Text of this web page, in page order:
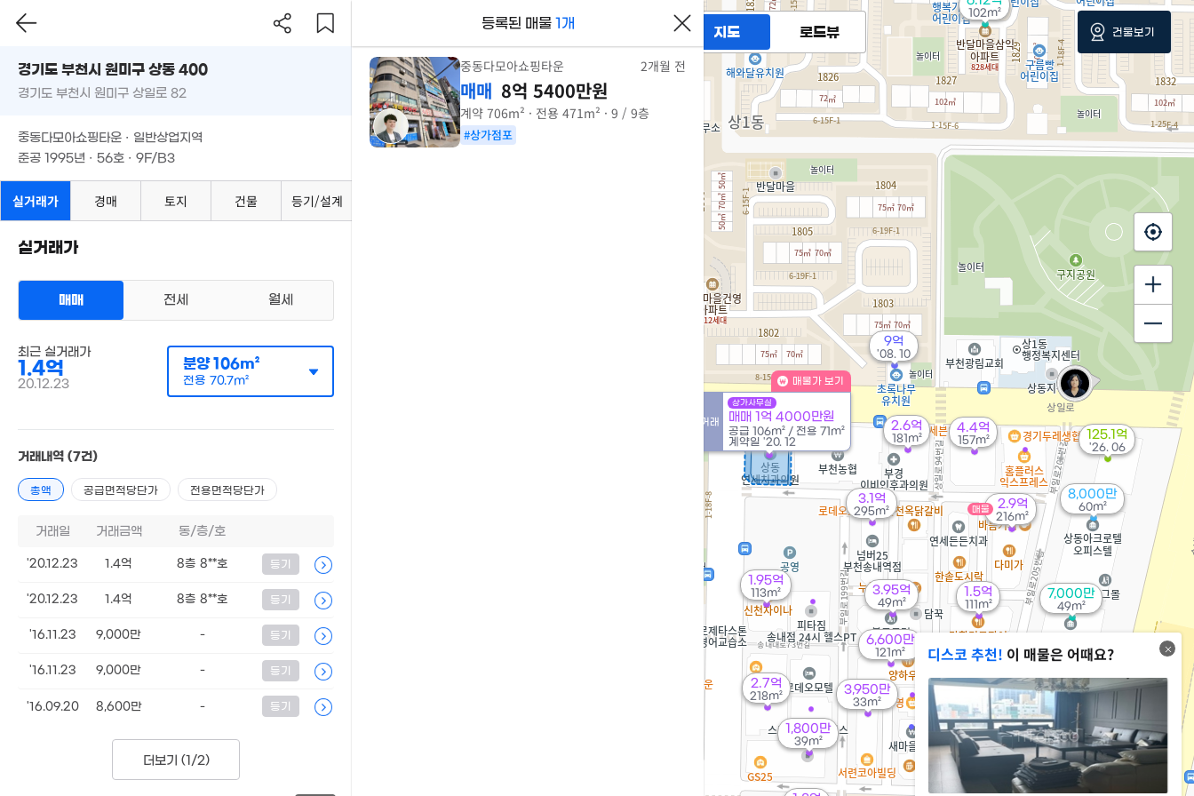
9,500만
58m²
102m²
4.28억
125.1억
'26. 06
8,000만
60m²
매물가 보기
실거래
상가사무실
매매 1억 4000만원
공급 106m² / 전용 71m²
계약일 '20. 12
5,400만
2.9억
216m²
매물
7,000만
49m²
3,950만
33m²
1,800만
39m²
2.7억
218m²
6,600만
121m²
8,500만
54m²
4.4억
157m²
584m²
2.6억
181m²
1.5억
111m²
1.95억
113m² 3.95억
49m²
3.1억
295m²
9억
'08. 10
디스코 추천! 이 매물은 어때요?
지도 로드뷰
매물만 보기 건물보기
등록된 매물 1개
중동다모아쇼핑타운 2개월 전
매매 8억 5400만원
계약 706m² · 전용 471m² · 9 / 9층
#상가점포
경기도 부천시 원미구 상동 400
경기도 부천시 원미구 상일로 82
중동다모아쇼핑타운 · 일반상업지역
준공 1995년 · 56호 · 9F/B3
실거래가 경매 토지 건물 등기/설계
실거래가
매매 전세 월세
최근 실거래가
1.4억
20.12.23
분양106m²
전용 70.7m²
거래내역 (7건)
총액 공급면적당단가 전용면적당단가
거래일 거래금액 동/층/호
'20.12.23 1.4억 8층 8**호 등기
'20.12.23 1.4억 8층 8**호 등기
'16.11.23 9,000만 - 등기
'16.11.23 9,000만 - 등기
'16.09.20 8,600만 - 등기
더보기 (1/2)